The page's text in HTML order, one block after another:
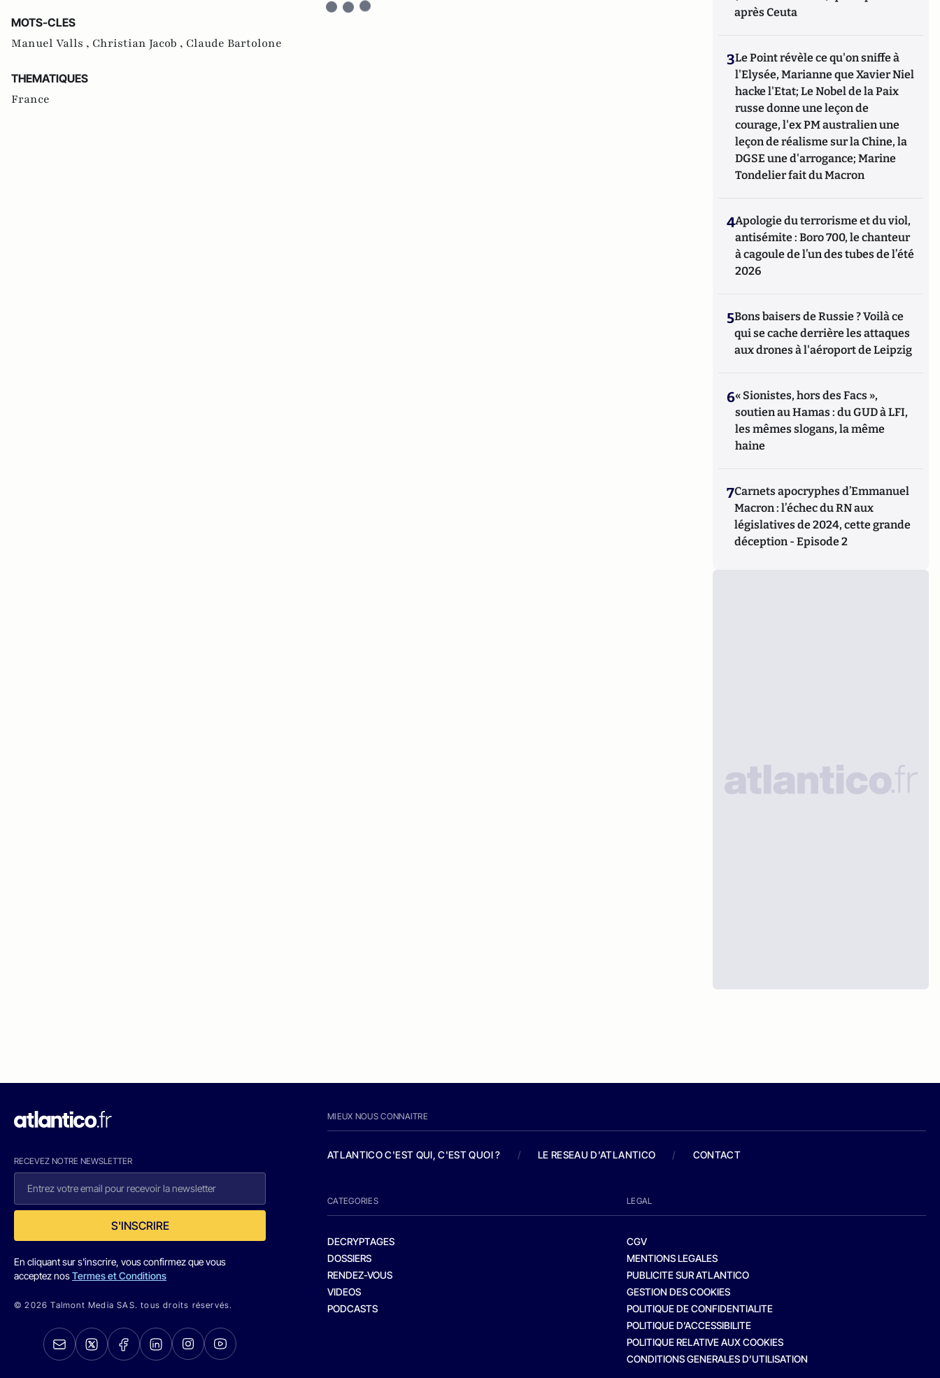
MOTS-CLES
Manuel Valls , Christian Jacob , Claude Bartolone
THEMATIQUES
France
après Ceuta
3Le Point révèle ce qu'on sniffe à
l'Elysée, Marianne que Xavier Niel
hacke l'Etat; Le Nobel de la Paix
russe donne une leçon de
courage, l'ex PM australien une
leçon de réalisme sur la Chine, la
DGSE une d'arrogance; Marine
Tondelier fait du Macron
4Apologie du terrorisme et du viol,
antisémite : Boro 700, le chanteur
à cagoule de l’un des tubes de l’été
2026
5Bons baisers de Russie ? Voilà ce
qui se cache derrière les attaques
aux drones à l'aéroport de Leipzig
6« Sionistes, hors des Facs »,
soutien au Hamas : du GUD à LFI,
les mêmes slogans, la même
haine
7Carnets apocryphes d’Emmanuel
Macron : l’échec du RN aux
législatives de 2024, cette grande
déception - Episode 2
RECEVEZ NOTRE NEWSLETTER
S'INSCRIRE
En cliquant sur s'inscrire, vous confirmez que vous
acceptez nosTermes et Conditions
© 2026 Talmont Media SAS. tous droits réservés.
MIEUX NOUS CONNAITRE
ATLANTICO C'EST QUI, C'EST QUOI ? / LE RESEAU D'ATLANTICO / CONTACT
CATEGORIES
DECRYPTAGES
DOSSIERS
RENDEZ-VOUS
VIDEOS
PODCASTS
LEGAL
CGV
MENTIONS LEGALES
PUBLICITE SUR ATLANTICO
GESTION DES COOKIES
POLITIQUE DE CONFIDENTIALITE
POLITIQUE D’ACCESSIBILITE
POLITIQUE RELATIVE AUX COOKIES
CONDITIONS GENERALES D’UTILISATION